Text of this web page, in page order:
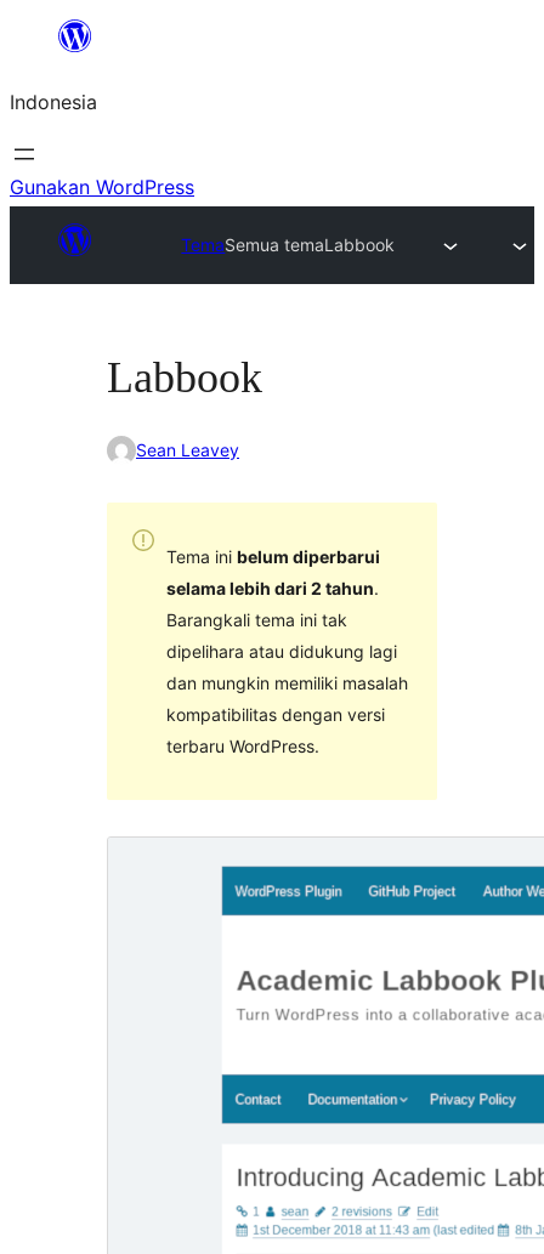
Lewati
konten
Indonesia
Gunakan WordPress
TemaSemua temaLabbook
Labbook
Sean Leavey
Tema ini belum diperbarui
selama lebih dari 2 tahun.
Barangkali tema ini tak
dipelihara atau didukung lagi
dan mungkin memiliki masalah
kompatibilitas dengan versi
terbaru WordPress.